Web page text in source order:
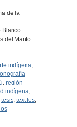
de la
Blanco
del Manto
indígena,
, región
indígena,
tesis, textiles,